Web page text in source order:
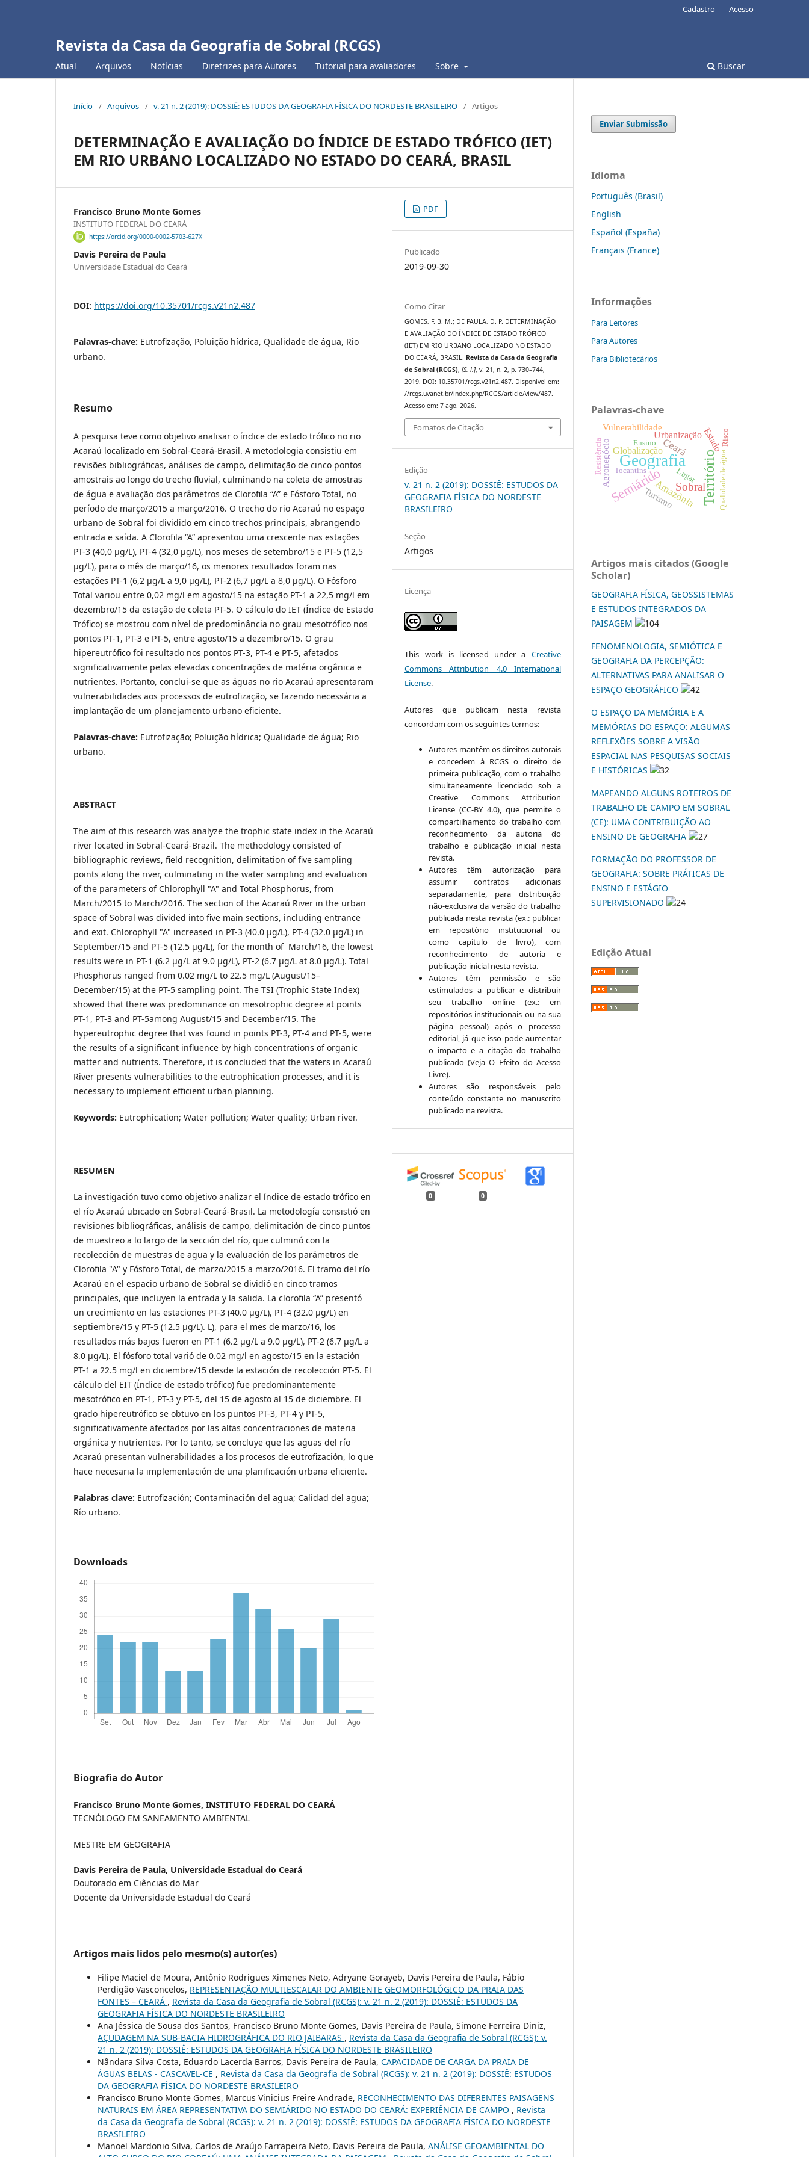
Revista da Casa da Geografia de Sobral (RCGS)
Atual Arquivos Notícias Diretrizes para Autores Tutorial para avaliadores Sobre Buscar
Cadastro Acesso
Início / Arquivos / v. 21 n. 2 (2019): DOSSIÊ: ESTUDOS DA GEOGRAFIA FÍSICA DO NORDESTE BRASILEIRO / Artigos
DETERMINAÇÃO E AVALIAÇÃO DO ÍNDICE DE ESTADO TRÓFICO (IET)
EM RIO URBANO LOCALIZADO NO ESTADO DO CEARÁ, BRASIL
Francisco Bruno Monte Gomes
INSTITUTO FEDERAL DO CEARÁ
https://orcid.org/0000-0002-5703-627X
Davis Pereira de Paula
Universidade Estadual do Ceará
DOI: https://doi.org/10.35701/rcgs.v21n2.487
Palavras-chave: Eutrofização, Poluição hídrica, Qualidade de água, Rio
urbano.
Resumo
A pesquisa teve como objetivo analisar o índice de estado trófico no rio
Acaraú localizado em Sobral-Ceará-Brasil. A metodologia consistiu em
revisões bibliográficas, análises de campo, delimitação de cinco pontos
amostrais ao longo do trecho fluvial, culminando na coleta de amostras
de água e avaliação dos parâmetros de Clorofila “A” e Fósforo Total, no
período de março/2015 a março/2016. O trecho do rio Acaraú no espaço
urbano de Sobral foi dividido em cinco trechos principais, abrangendo
entrada e saída. A Clorofila “A” apresentou uma crescente nas estações
PT-3 (40,0 µg/L), PT-4 (32,0 µg/L), nos meses de setembro/15 e PT-5 (12,5
µg/L), para o mês de março/16, os menores resultados foram nas
estações PT-1 (6,2 µg/L a 9,0 µg/L), PT-2 (6,7 µg/L a 8,0 µg/L). O Fósforo
Total variou entre 0,02 mg/l em agosto/15 na estação PT-1 a 22,5 mg/l em
dezembro/15 da estação de coleta PT-5. O cálculo do IET (Índice de Estado
Trófico) se mostrou com nível de predominância no grau mesotrófico nos
pontos PT-1, PT-3 e PT-5, entre agosto/15 a dezembro/15. O grau
hipereutrófico foi resultado nos pontos PT-3, PT-4 e PT-5, afetados
significativamente pelas elevadas concentrações de matéria orgânica e
nutrientes. Portanto, conclui-se que as águas no rio Acaraú apresentaram
vulnerabilidades aos processos de eutrofização, se fazendo necessária a
implantação de um planejamento urbano eficiente.
Palavras-chave: Eutrofização; Poluição hídrica; Qualidade de água; Rio
urbano.
ABSTRACT
The aim of this research was analyze the trophic state index in the Acaraú
river located in Sobral-Ceará-Brazil. The methodology consisted of
bibliographic reviews, field recognition, delimitation of five sampling
points along the river, culminating in the water sampling and evaluation
of the parameters of Chlorophyll "A" and Total Phosphorus, from
March/2015 to March/2016. The section of the Acaraú River in the urban
space of Sobral was divided into five main sections, including entrance
and exit. Chlorophyll "A" increased in PT-3 (40.0 μg/L), PT-4 (32.0 μg/L) in
September/15 and PT-5 (12.5 μg/L), for the month of March/16, the lowest
results were in PT-1 (6.2 μg/L at 9.0 μg/L), PT-2 (6.7 μg/L at 8.0 μg/L). Total
Phosphorus ranged from 0.02 mg/L to 22.5 mg/L (August/15–
December/15) at the PT-5 sampling point. The TSI (Trophic State Index)
showed that there was predominance on mesotrophic degree at points
PT-1, PT-3 and PT-5among August/15 and December/15. The
hypereutrophic degree that was found in points PT-3, PT-4 and PT-5, were
the results of a significant influence by high concentrations of organic
matter and nutrients. Therefore, it is concluded that the waters in Acaraú
River presents vulnerabilities to the eutrophication processes, and it is
necessary to implement efficient urban planning.
Keywords: Eutrophication; Water pollution; Water quality; Urban river.
RESUMEN
La investigación tuvo como objetivo analizar el índice de estado trófico en
el río Acaraú ubicado en Sobral-Ceará-Brasil. La metodología consistió en
revisiones bibliográficas, análisis de campo, delimitación de cinco puntos
de muestreo a lo largo de la sección del río, que culminó con la
recolección de muestras de agua y la evaluación de los parámetros de
Clorofila "A" y Fósforo Total, de marzo/2015 a marzo/2016. El tramo del río
Acaraú en el espacio urbano de Sobral se dividió en cinco tramos
principales, que incluyen la entrada y la salida. La clorofila “A” presentó
un crecimiento en las estaciones PT-3 (40.0 µg/L), PT-4 (32.0 µg/L) en
septiembre/15 y PT-5 (12.5 µg/L). L), para el mes de marzo/16, los
resultados más bajos fueron en PT-1 (6.2 µg/L a 9.0 µg/L), PT-2 (6.7 µg/L a
8.0 µg/L). El fósforo total varió de 0.02 mg/l en agosto/15 en la estación
PT-1 a 22.5 mg/l en diciembre/15 desde la estación de recolección PT-5. El
cálculo del EIT (Índice de estado trófico) fue predominantemente
mesotrófico en PT-1, PT-3 y PT-5, del 15 de agosto al 15 de diciembre. El
grado hipereutrófico se obtuvo en los puntos PT-3, PT-4 y PT-5,
significativamente afectados por las altas concentraciones de materia
orgánica y nutrientes. Por lo tanto, se concluye que las aguas del río
Acaraú presentan vulnerabilidades a los procesos de eutrofización, lo que
hace necesaria la implementación de una planificación urbana eficiente.
Palabras clave: Eutrofización; Contaminación del agua; Calidad del agua;
Río urbano.
Downloads
Biografia do Autor
Francisco Bruno Monte Gomes, INSTITUTO FEDERAL DO CEARÁ
TECNÓLOGO EM SANEAMENTO AMBIENTAL
MESTRE EM GEOGRAFIA
Davis Pereira de Paula, Universidade Estadual do Ceará
Doutorado em Ciências do Mar
Docente da Universidade Estadual do Ceará
PDF
Publicado
2019-09-30
Como Citar
GOMES, F. B. M.; DE PAULA, D. P. DETERMINAÇÃO
E AVALIAÇÃO DO ÍNDICE DE ESTADO TRÓFICO
(IET) EM RIO URBANO LOCALIZADO NO ESTADO
DO CEARÁ, BRASIL. Revista da Casa da Geografia
de Sobral (RCGS),[S. l.], v. 21, n. 2, p. 730–744,
2019. DOI: 10.35701/rcgs.v21n2.487. Disponível em:
//rcgs.uvanet.br/index.php/RCGS/article/view/487.
Acesso em: 7 ago. 2026.
Fomatos de Citação
Edição
v. 21 n. 2 (2019): DOSSIÊ: ESTUDOS DA
GEOGRAFIA FÍSICA DO NORDESTE
BRASILEIRO
Seção
Artigos
Licença
This work is licensed under a Creative
Commons Attribution 4.0 International
License.
Autores que publicam nesta revista
concordam com os seguintes termos:
Autores mantêm os direitos autorais
e concedem à RCGS o direito de
primeira publicação, com o trabalho
simultaneamente licenciado sob a
Creative Commons Attribution
License (CC-BY 4.0), que permite o
compartilhamento do trabalho com
reconhecimento da autoria do
trabalho e publicação inicial nesta
revista.
Autores têm autorização para
assumir contratos adicionais
separadamente, para distribuição
não-exclusiva da versão do trabalho
publicada nesta revista (ex.: publicar
em repositório institucional ou
como capítulo de livro), com
reconhecimento de autoria e
publicação inicial nesta revista.
Autores têm permissão e são
estimulados a publicar e distribuir
seu trabalho online (ex.: em
repositórios institucionais ou na sua
página pessoal) após o processo
editorial, já que isso pode aumentar
o impacto e a citação do trabalho
publicado (Veja O Efeito do Acesso
Livre).
Autores são responsáveis pelo
conteúdo constante no manuscrito
publicado na revista.
0 0
Artigos mais lidos pelo mesmo(s) autor(es)
Filipe Maciel de Moura, Antônio Rodrigues Ximenes Neto, Adryane Gorayeb, Davis Pereira de Paula, Fábio
Perdigão Vasconcelos, REPRESENTAÇÃO MULTIESCALAR DO AMBIENTE GEOMORFOLÓGICO DA PRAIA DAS
FONTES – CEARÁ , Revista da Casa da Geografia de Sobral (RCGS): v. 21 n. 2 (2019): DOSSIÊ: ESTUDOS DA
GEOGRAFIA FÍSICA DO NORDESTE BRASILEIRO
Ana Jéssica de Sousa dos Santos, Francisco Bruno Monte Gomes, Davis Pereira de Paula, Simone Ferreira Diniz,
AÇUDAGEM NA SUB-BACIA HIDROGRÁFICA DO RIO JAIBARAS , Revista da Casa da Geografia de Sobral (RCGS): v.
21 n. 2 (2019): DOSSIÊ: ESTUDOS DA GEOGRAFIA FÍSICA DO NORDESTE BRASILEIRO
Nândara Silva Costa, Eduardo Lacerda Barros, Davis Pereira de Paula, CAPACIDADE DE CARGA DA PRAIA DE
ÁGUAS BELAS - CASCAVEL-CE , Revista da Casa da Geografia de Sobral (RCGS): v. 21 n. 2 (2019): DOSSIÊ: ESTUDOS
DA GEOGRAFIA FÍSICA DO NORDESTE BRASILEIRO
Francisco Bruno Monte Gomes, Marcus Vinicius Freire Andrade, RECONHECIMENTO DAS DIFERENTES PAISAGENS
NATURAIS EM ÁREA REPRESENTATIVA DO SEMIÁRIDO NO ESTADO DO CEARÁ: EXPERIÊNCIA DE CAMPO , Revista
da Casa da Geografia de Sobral (RCGS): v. 21 n. 2 (2019): DOSSIÊ: ESTUDOS DA GEOGRAFIA FÍSICA DO NORDESTE
BRASILEIRO
Manoel Mardonio Silva, Carlos de Araújo Farrapeira Neto, Davis Pereira de Paula, ANÁLISE GEOAMBIENTAL DO
Enviar Submissão
Idioma
Português (Brasil)
English
Español (España)
Français (France)
Informações
Para Leitores
Para Autores
Para Bibliotecários
Palavras-chave
Geografia Território
Semiárido Sobral
Ceará
Amazônia
Globalização
Urbanização
Agronegócio
Turismo
Estado
Vulnerabilidade
Lugar Qualidade de água
Resistência Tocantins
Risco
Ensino
Artigos mais citados (Google
Scholar)
GEOGRAFIA FÍSICA, GEOSSISTEMAS
E ESTUDOS INTEGRADOS DA
PAISAGEM
104
FENOMENOLOGIA, SEMIÓTICA E
GEOGRAFIA DA PERCEPÇÃO:
ALTERNATIVAS PARA ANALISAR O
ESPAÇO GEOGRÁFICO
42
O ESPAÇO DA MEMÓRIA E A
MEMÓRIAS DO ESPAÇO: ALGUMAS
REFLEXÕES SOBRE A VISÃO
ESPACIAL NAS PESQUISAS SOCIAIS
E HISTÓRICAS
32
MAPEANDO ALGUNS ROTEIROS DE
TRABALHO DE CAMPO EM SOBRAL
(CE): UMA CONTRIBUIÇÃO AO
ENSINO DE GEOGRAFIA
27
FORMAÇÃO DO PROFESSOR DE
GEOGRAFIA: SOBRE PRÁTICAS DE
ENSINO E ESTÁGIO
SUPERVISIONADO
24
Edição Atual